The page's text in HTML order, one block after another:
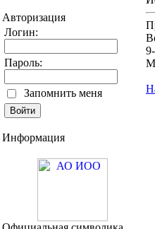
Авторизация
Логин:
Пароль:
Запомнить меня
Информация